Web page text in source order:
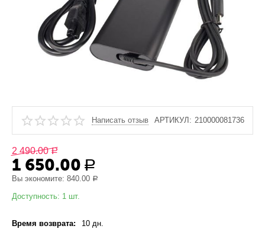
Написать отзыв АРТИКУЛ: 210000081736
2 490.00 Р
1 650.00 Р
Вы экономите:840.00 Р
Доступность: 1 шт.
Время возврата: 10 дн.